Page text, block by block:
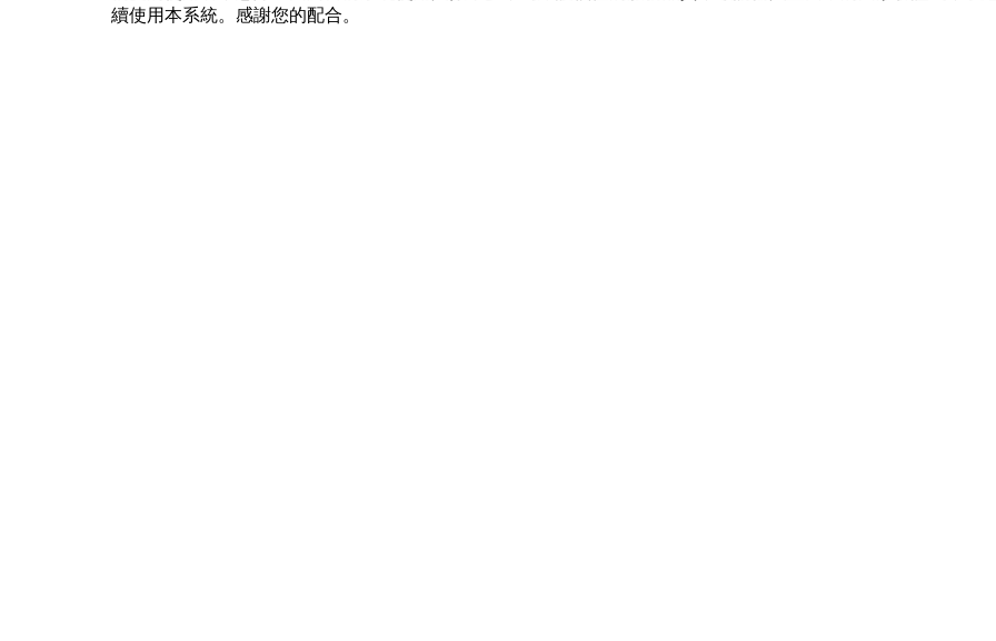
續使用本系統。感謝您的配合。